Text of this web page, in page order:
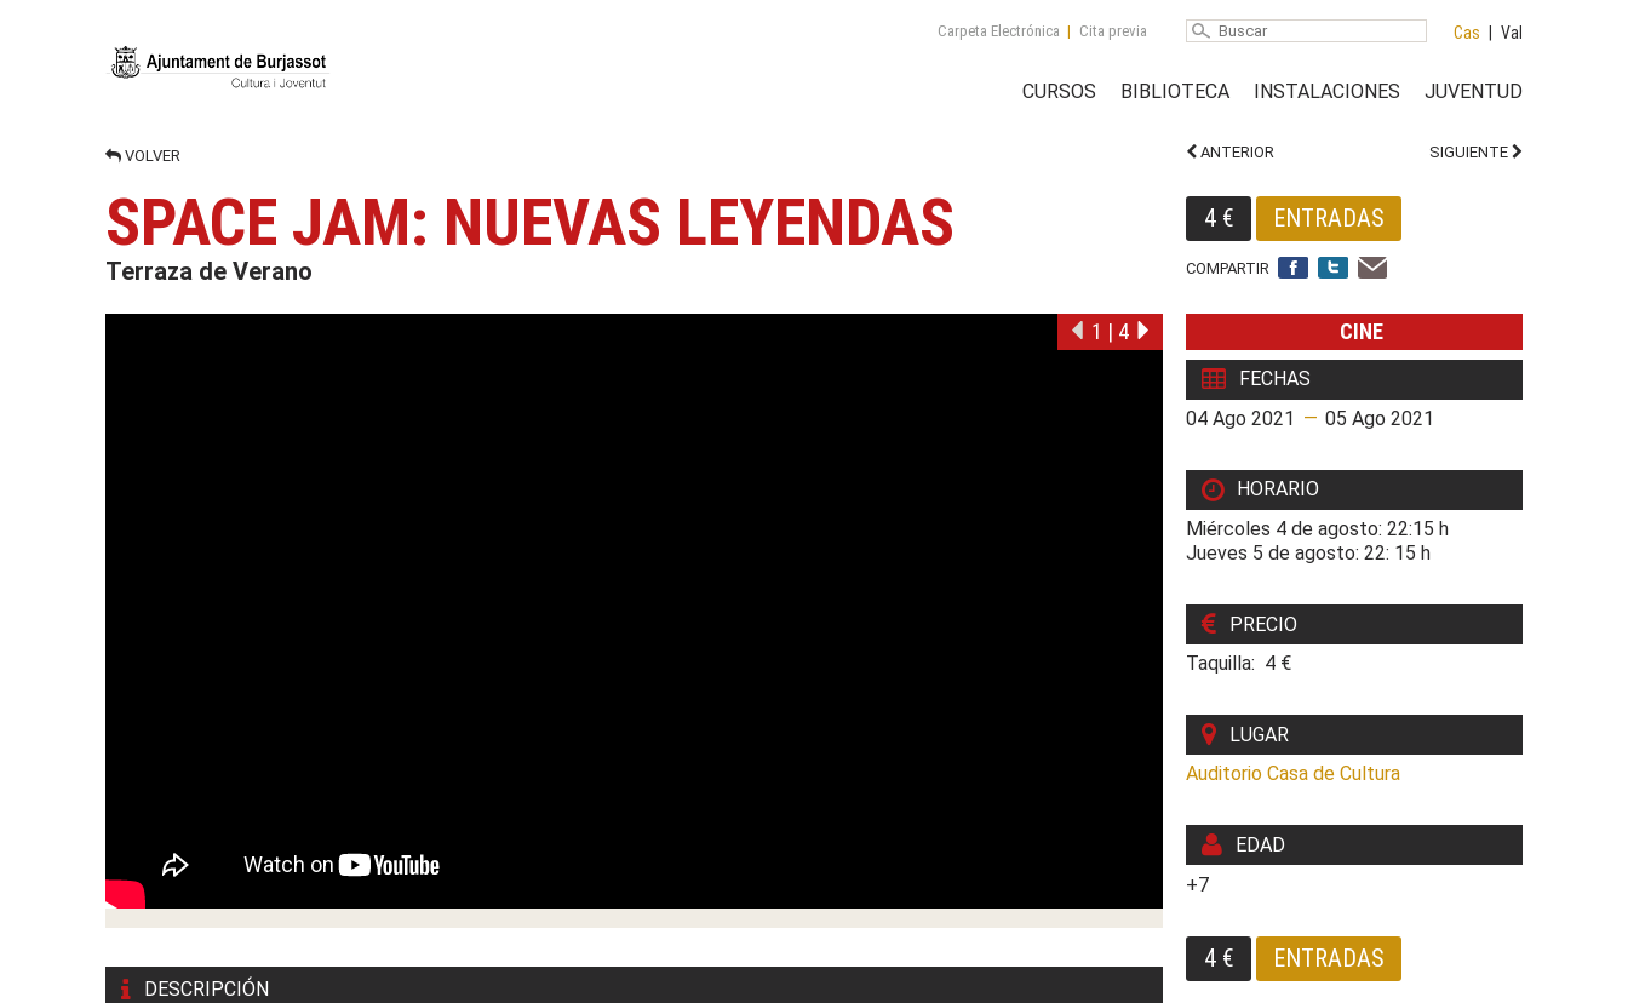
Carpeta Electrónica | Cita previa Cas Val
CURSOS BIBLIOTECA INSTALACIONES JUVENTUD
VOLVER ANTERIOR SIGUIENTE
SPACE JAM: NUEVAS LEYENDAS
Terraza de Verano
4 € ENTRADAS
COMPARTIR
1 | 4
DESCRIPCIÓN
CINE
FECHAS
04 Ago 2021 — 05 Ago 2021
HORARIO
Miércoles 4 de agosto: 22:15 h
Jueves 5 de agosto: 22: 15 h
PRECIO
Taquilla: 4 €
LUGAR
Auditorio Casa de Cultura
EDAD
+7
4 € ENTRADAS